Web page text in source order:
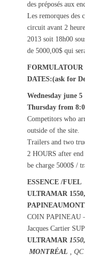
des préposés aux
Les remorques des
circuit avant 2
2013 soit 18h00
de 5000,00$ qui
FORMULATOUR
DATES:(ask for
Wednesday june
Thursday from
Competitors who
outside of the site.
Trailers and two
2 HOURS after
be charge 5000$ /
ESSENCE /FUEL
ULTRAMAR
COIN PAPINEAU
Jacques Cartier
ULTRAMAR
MONTRÉAL ,